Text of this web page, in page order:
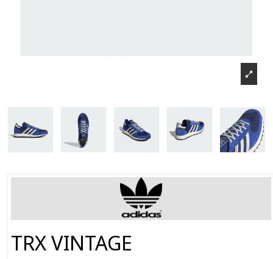
TRX VINTAGE